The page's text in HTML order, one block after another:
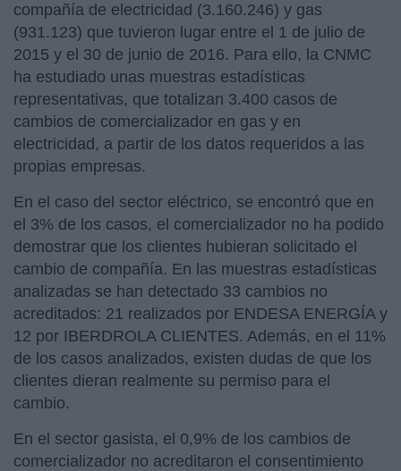
compañía de electricidad (3.160.246) y gas
(931.123) que tuvieron lugar entre el 1 de julio de
2015 y el 30 de junio de 2016. Para ello, la CNMC
ha estudiado unas muestras estadísticas
representativas, que totalizan 3.400 casos de
cambios de comercializador en gas y en
electricidad, a partir de los datos requeridos a las
propias empresas.
En el caso del sector eléctrico, se encontró que en
el 3% de los casos, el comercializador no ha podido
demostrar que los clientes hubieran solicitado el
cambio de compañía. En las muestras estadísticas
analizadas se han detectado 33 cambios no
acreditados: 21 realizados por ENDESA ENERGÍA y
12 por IBERDROLA CLIENTES. Además, en el 11%
de los casos analizados, existen dudas de que los
clientes dieran realmente su permiso para el
cambio.
En el sector gasista, el 0,9% de los cambios de
comercializador no acreditaron el consentimiento